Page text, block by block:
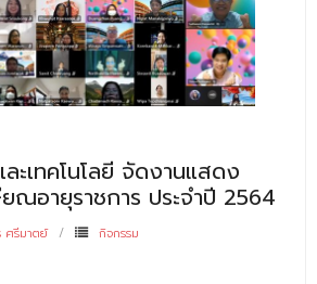
ะเทคโนโลยี จัดงานแสดง
ณอายุราชการ ประจำปี 2564
ศรีมาตย์
กิจกรรม